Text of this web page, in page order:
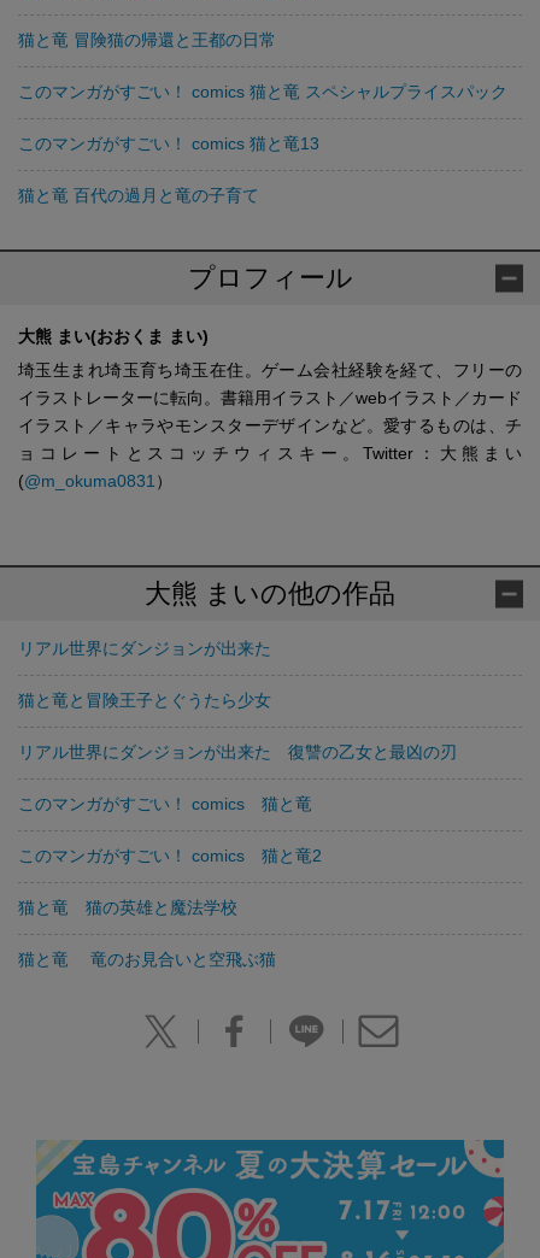
猫と竜 冒険猫の帰還と王都の日常
このマンガがすごい！ comics 猫と竜 スペシャルプライスパック
このマンガがすごい！ comics 猫と竜13
猫と竜 百代の過月と竜の子育て
プロフィール
大熊 まい(おおくま まい)
埼玉生まれ埼玉育ち埼玉在住。ゲーム会社経験を経て、フリーの
イラストレーターに転向。書籍用イラスト／webイラスト／カード
イラスト／キャラやモンスターデザインなど。愛するものは、チ
ョコレートとスコッチウィスキー。Twitter：大熊まい
(@m_okuma0831 ）
大熊 まいの他の作品
リアル世界にダンジョンが出来た
猫と竜と冒険王子とぐうたら少女
リアル世界にダンジョンが出来た 復讐の乙女と最凶の刃
このマンガがすごい！ comics 猫と竜
このマンガがすごい！ comics 猫と竜2
猫と竜 猫の英雄と魔法学校
猫と竜 竜のお見合いと空飛ぶ猫